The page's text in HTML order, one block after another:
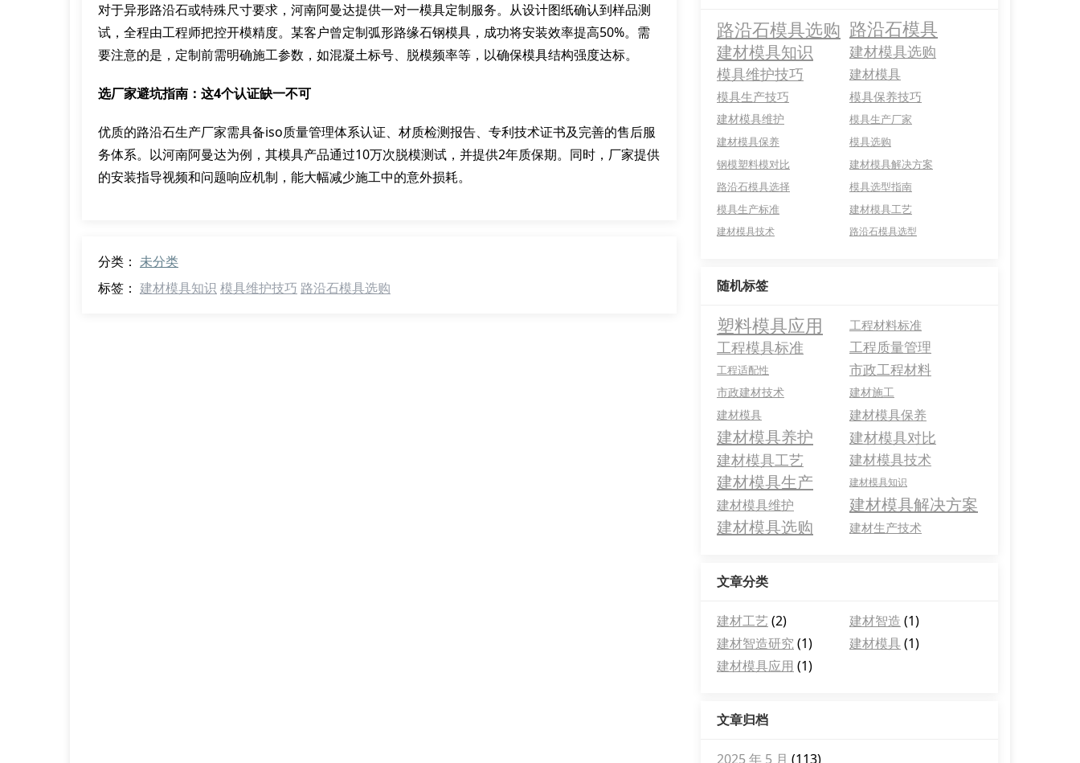
对于异形路沿石或特殊尺寸要求，河南阿曼达提供一对一模具定制服务。从设计图纸确认到样品测
试，全程由工程师把控开模精度。某客户曾定制弧形路缘石钢模具，成功将安装效率提高50%。需
要注意的是，定制前需明确施工参数，如混凝土标号、脱模频率等，以确保模具结构强度达标。
选厂家避坑指南：这4个认证缺一不可
优质的路沿石生产厂家需具备iso质量管理体系认证、材质检测报告、专利技术证书及完善的售后服
务体系。以河南阿曼达为例，其模具产品通过10万次脱模测试，并提供2年质保期。同时，厂家提供
的安装指导视频和问题响应机制，能大幅减少施工中的意外损耗。
分类： 未分类
标签： 建材模具知识 模具维护技巧 路沿石模具选购
路沿石模具选购 路沿石模具
建材模具知识
建材模具选购
模具维护技巧
建材模具
模具生产技巧 模具保养技巧
建材模具维护
模具生产厂家
建材模具保养
模具选购
钢模塑料模对比
建材模具解决方案
路沿石模具选择
模具选型指南
模具生产标准
建材模具工艺
建材模具技术 路沿石模具选型
随机标签
塑料模具应用 工程材料标准
工程模具标准 工程质量管理
工程适配性 市政工程材料
市政建材技术
建材施工
建材模具
建材模具保养
建材模具养护
建材模具对比
建材模具工艺
建材模具技术
建材模具生产 建材模具知识
建材模具维护
建材模具解决方案
建材模具选购
建材生产技术
文章分类
建材工艺(2) 建材智造 (1)
建材智造研究 (1) 建材模具(1)
建材模具应用 (1)
文章归档
2025 年 5 月 (113)